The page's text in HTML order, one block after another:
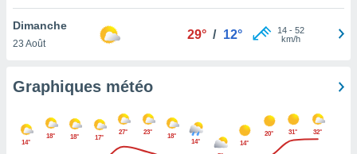
que
sur le
ne
Dimanche
23 Août
29° / 12° 14- 52
km/h
Graphiques météo
14°
18° 18° 17°
27° 23°
18°
14°
14°
20° 31° 32°